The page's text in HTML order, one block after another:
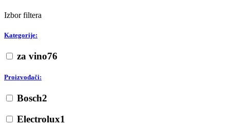
Izbor filtera
Kategorije:
za vino76
Proizvođači:
Bosch2
Electrolux1